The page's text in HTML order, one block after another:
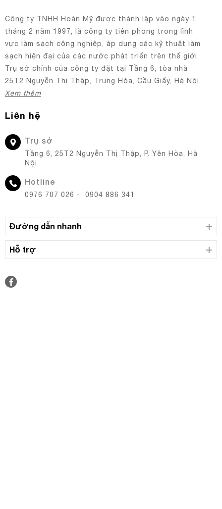
Công ty TNHH Hoàn Mỹ được thành lập vào ngày 1
tháng 2 năm 1997, là công ty tiên phong trong lĩnh
vực làm sạch công nghiệp, áp dụng các kỹ thuật làm
sạch hiện đại của các nước phát triển trên thế giới.
Trụ sở chính của công ty đặt tại Tầng 6, tòa nhà
25T2 Nguyễn Thị Thập, Trung Hòa, Cầu Giấy, Hà Nội..
Xem thêm
Liên hệ
Trụ sở
Tầng 6, 25T2 Nguyễn Thị Thập, P. Yên Hòa, Hà
Nội
Hotline
0976 707 026 - 0904 886 341
Đường dẫn nhanh
Hỗ trợ